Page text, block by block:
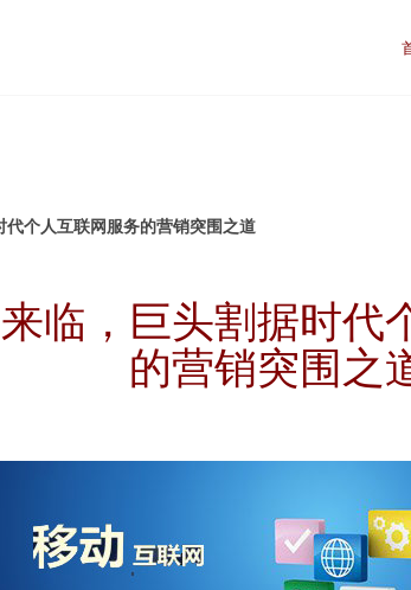
个人互联网服务的营销突围之道
临，巨头割据时代
的营销突围之